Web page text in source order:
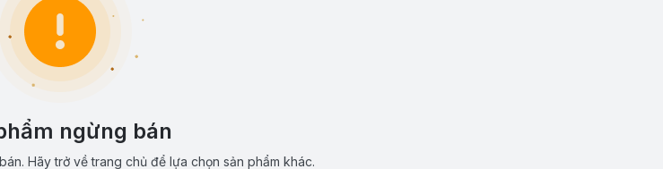
ngừng bán
Hãy trở về trang chủ để lựa chọn sản phẩm khác.